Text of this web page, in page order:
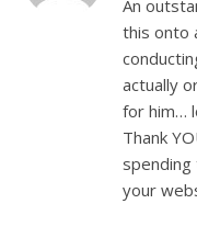
An
this onto
actually
for him…
Thank
your